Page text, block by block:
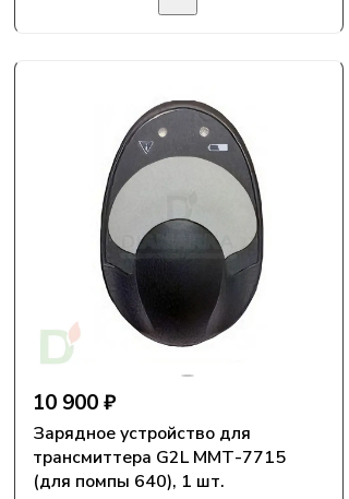
10 900 ₽
Зарядное устройство для
трансмиттера G2L ММТ-7715
(для помпы 640), 1 шт.